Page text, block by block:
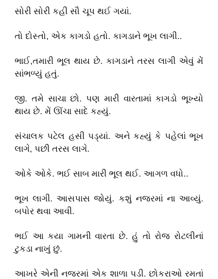
સોરી સોરી કહી સૌ ચૂપ થઈ ગયાં.
તો દોસ્તો, એક કાગડો હતો. કાગડાને ભૂખ લાગી..
ભાઈ,તમારી ભૂલ થાય છે. કાગડાને તરસ લાગી એવું મેં
સાંભળ્યું હતું.
જી. તમે સાચા છો. પણ મારી વારતામાં કાગડો ભૂખ્યો
થાય છે. મેં ઊંચા સાદે કહ્યું.
સંચાલક પટેલ હસી પડ્યાં. અને કહ્યું કે પહેલાં ભૂખ
લાગે, પછી તરસ લાગે.
ઓકે ઓકે. ભઈ સાબ મારી ભૂલ થઈ. આગળ વધો..
ભૂખ લાગી. આસપાસ જોયું. કશું નજરમાં ના આવ્યું.
બપોર થવા આવી.
ભઈ આ કયા ગામની વારતા છે. હું તો રોજ રોટલીનાં
ટુકડા નાખું છું.
આખરે એની નજરમાં એક શાળા પડી. છોકરાઓ રમતાં